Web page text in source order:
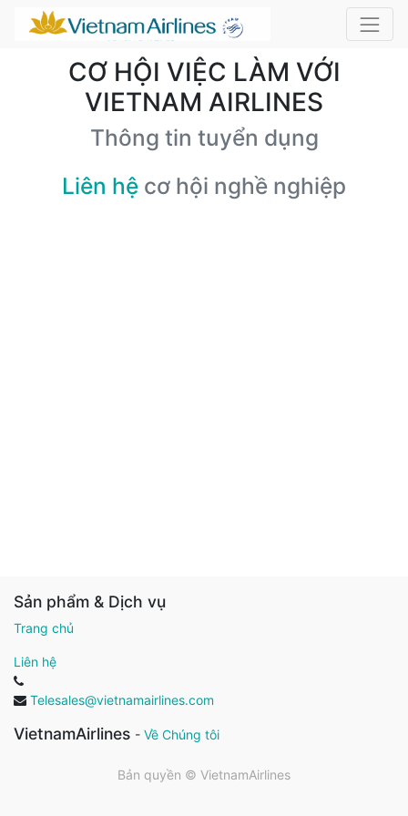
CƠ HỘI VIỆC LÀM VỚI
VIETNAM AIRLINES
Thông tin tuyển dụng
Liên hệ cơ hội nghề nghiệp
Sản phẩm & Dịch vụ
Trang chủ
Liên hệ
Telesales@vietnamairlines.com
VietnamAirlines - Về Chúng tôi
Bản quyền © VietnamAirlines